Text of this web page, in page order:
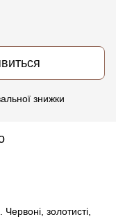
знижки
золотисті,